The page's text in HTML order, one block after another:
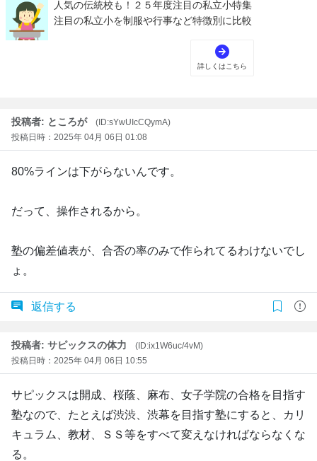
投稿者: ところが
(ID:sYwUIcCQymA)
投稿日時：2025年 04月 06日 01:08
80%ラインは下がらないんです。
だって、操作されるから。
塾の偏差値表が、合否の率のみで作られてるわけないでし
ょ。
返信する
投稿者: サピックスの体力
(ID:ix1W6uc/4vM)
投稿日時：2025年 04月 06日 10:55
サピックスは開成、桜蔭、麻布、女子学院の合格を目指す
塾なので、たとえば渋渋、渋幕を目指す塾にすると、カリ
キュラム、教材、ＳＳ等をすべて変えなければならなくな
る。